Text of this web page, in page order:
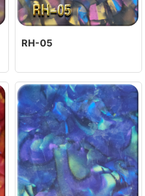
RH-05